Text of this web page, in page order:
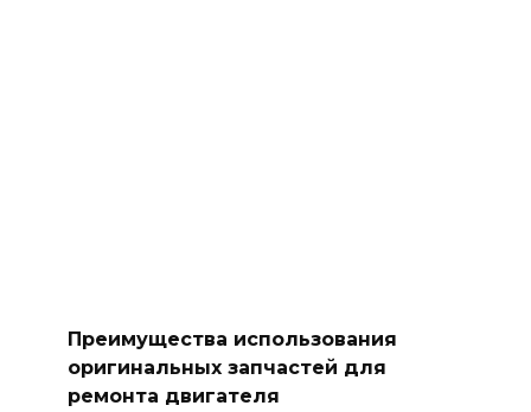
Преимущества использования
оригинальных запчастей для
ремонта двигателя